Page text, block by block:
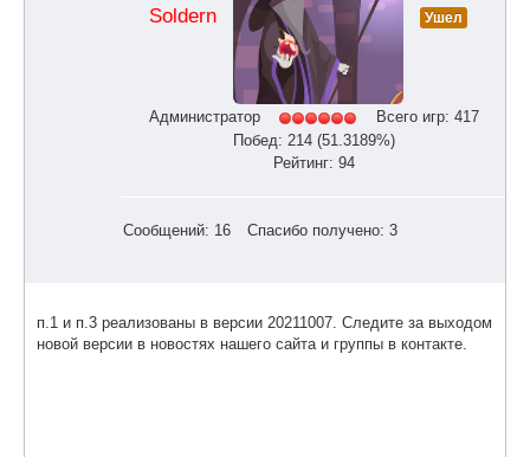
Soldern Ушел
Администратор
Всего игр: 417
Побед: 214 (51.3189%)
Рейтинг: 94
Сообщений: 16 Спасибо получено: 3
п.1 и п.3 реализованы в версии 20211007. Следите за выходом
новой версии в новостях нашего сайта и группы в контакте.